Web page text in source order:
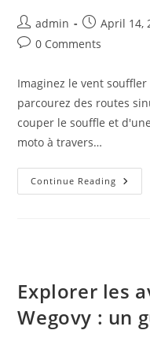
Post
author:
admin
Post
published:
April 14,
Post0 Comments
Imaginez le vent
parcourez des routes
couper le souffle et
moto à travers…
Continue Reading
Les
Est
Un
Explorer les
Wegovy : un